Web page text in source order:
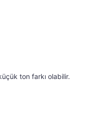
ton farkı olabilir.